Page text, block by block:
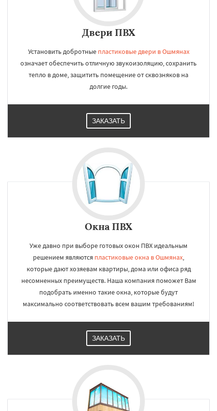
Двери ПВХ
Установить добротные пластиковые двери в Ошмянах
означает обеспечить отличную звукоизоляцию, сохранить
тепло в доме, защитить помещение от сквозняков на
долгие годы.
ЗАКАЗАТЬ
Окна ПВХ
Уже давно при выборе готовых окон ПВХ идеальным
решением являются пластиковые окна в Ошмянах,
которые дают хозяевам квартиры, дома или офиса ряд
несомненных преимуществ. Наша компания поможет Вам
подобрать именно такие окна, которые будут
максимально соответствовать всем вашим требованиям!
ЗАКАЗАТЬ